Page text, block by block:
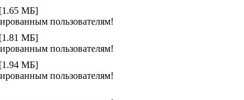
МБ]
пользователям!
МБ]
пользователям!
МБ]
пользователям!